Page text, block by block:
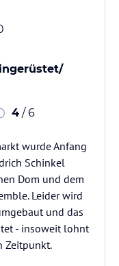
4 / 6
wurde Anfang
Schinkel
Dom und dem
Leider wird
und das
- insoweit lohnt
Zeitpunkt.